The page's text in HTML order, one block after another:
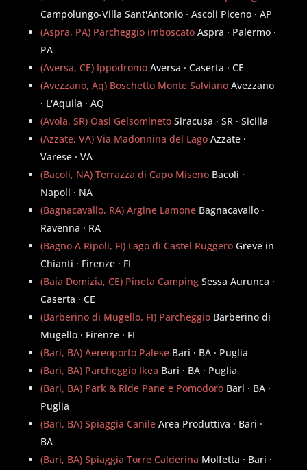
Campolungo-Villa Sant'Antonio · Ascoli Piceno · AP
(Aspra, PA) Parcheggio imboscato Aspra · Palermo ·
PA
(Aversa, CE) Ippodromo Aversa · Caserta · CE
(Avezzano, Aq) Boschetto Monte Salviano Avezzano
· L'Aquila · AQ
(Avola, SR) Oasi Gelsomineto Siracusa · SR · Sicilia
(Azzate, VA) Via Madonnina del Lago Azzate ·
Varese · VA
(Bacoli, NA) Terrazza di Capo Miseno Bacoli ·
Napoli · NA
(Bagnacavallo, RA) Argine Lamone Bagnacavallo ·
Ravenna · RA
(Bagno A Ripoli, FI) Lago di Castel Ruggero Greve in
Chianti · Firenze · FI
(Baia Domizia, CE) Pineta Camping Sessa Aurunca ·
Caserta · CE
(Barberino di Mugello, FI) Parcheggio Barberino di
Mugello · Firenze · FI
(Bari, BA) Aereoporto Palese Bari · BA · Puglia
(Bari, BA) Parcheggio Ikea Bari · BA · Puglia
(Bari, BA) Park & Ride Pane e Pomodoro Bari · BA ·
Puglia
(Bari, BA) Spiaggia Canile Area Produttiva · Bari ·
BA
(Bari, BA) Spiaggia Torre Calderina Molfetta · Bari ·